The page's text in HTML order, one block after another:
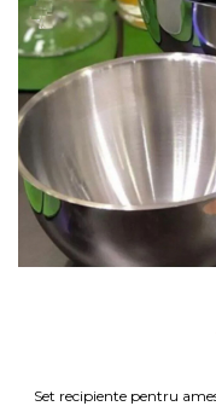
Set recipiente pentru